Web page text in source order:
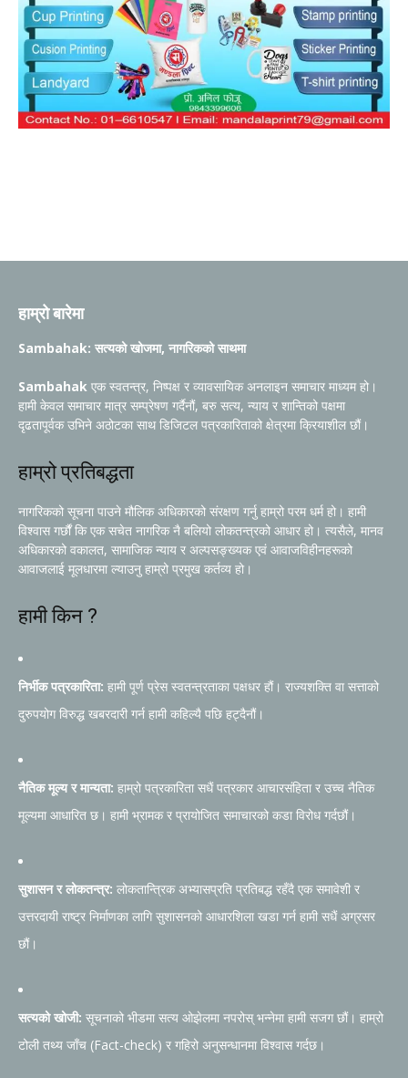
हाम्रो बारेमा
Sambahak: सत्यको खोजमा, नागरिकको साथमा
Sambahak एक स्वतन्त्र, निष्पक्ष र व्यावसायिक अनलाइन समाचार माध्यम हो।
हामी केवल समाचार मात्र सम्प्रेषण गर्दैनौं, बरु सत्य, न्याय र शान्तिको पक्षमा
दृढतापूर्वक उभिने अठोटका साथ डिजिटल पत्रकारिताको क्षेत्रमा क्रियाशील छौं।
हाम्रो प्रतिबद्धता
नागरिकको सूचना पाउने मौलिक अधिकारको संरक्षण गर्नु हाम्रो परम धर्म हो। हामी
विश्वास गर्छौं कि एक सचेत नागरिक नै बलियो लोकतन्त्रको आधार हो। त्यसैले, मानव
अधिकारको वकालत, सामाजिक न्याय र अल्पसङ्ख्यक एवं आवाजविहीनहरूको
आवाजलाई मूलधारमा ल्याउनु हाम्रो प्रमुख कर्तव्य हो।
हामी किन ?
निर्भीक पत्रकारिता: हामी पूर्ण प्रेस स्वतन्त्रताका पक्षधर हौं। राज्यशक्ति वा सत्ताको
दुरुपयोग विरुद्ध खबरदारी गर्न हामी कहिल्यै पछि हट्दैनौं।
नैतिक मूल्य र मान्यता: हाम्रो पत्रकारिता सधैं पत्रकार आचारसंहिता र उच्च नैतिक
मूल्यमा आधारित छ। हामी भ्रामक र प्रायोजित समाचारको कडा विरोध गर्दछौं।
सुशासन र लोकतन्त्र: लोकतान्त्रिक अभ्यासप्रति प्रतिबद्ध रहँदै एक समावेशी र
उत्तरदायी राष्ट्र निर्माणका लागि सुशासनको आधारशिला खडा गर्न हामी सधैं अग्रसर
छौं।
सत्यको खोजी: सूचनाको भीडमा सत्य ओझेलमा नपरोस् भन्नेमा हामी सजग छौं। हाम्रो
टोली तथ्य जाँच (Fact-check) र गहिरो अनुसन्धानमा विश्वास गर्दछ।